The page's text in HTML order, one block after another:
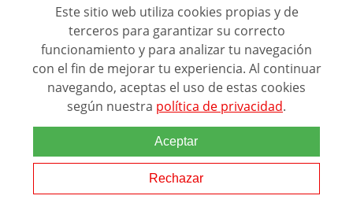
Registrar Centro (FREE)
C/ Faraday, 7 - Oficina 004D Parque Científico de Madrid -
28049 Madrid, España
Grupo Eurohispana. Todos los
derechos reservados.
Este sitio web utiliza cookies propias y de
terceros para garantizar su correcto
funcionamiento y para analizar tu navegación
con el fin de mejorar tu experiencia. Al continuar
navegando, aceptas el uso de estas cookies
según nuestra política de privacidad.
Aceptar
Rechazar